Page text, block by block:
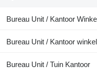
Bureau Unit / Kantoor
Bureau Unit / Kantoor winkel
Bureau Unit / Tuin Kantoor